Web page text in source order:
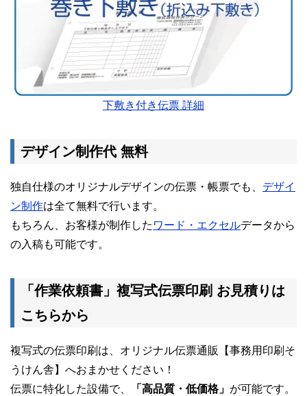
下敷き付き伝票 詳細
デザイン制作代 無料
独自仕様のオリジナルデザインの伝票・帳票でも、 デザイ
ン制作は全て無料で行います。
もちろん、お客様が制作した ワード・エクセルデータから
の入稿も可能です。
「作業依頼書」複写式伝票印刷 お見積りは
こちらから
複写式の伝票印刷は、オリジナル伝票通販【事務用印刷そ
うけん舎】へおまかせください！
伝票に特化した設備で、
「高品質・低価格」 が可能です。